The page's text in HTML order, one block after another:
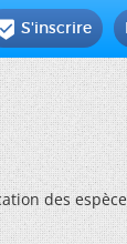
S'inscrire
des